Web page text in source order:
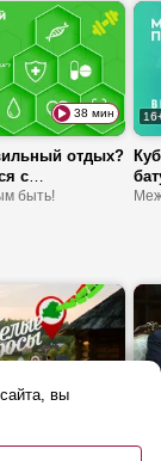
38 мин
отдых?
с
| ЛФК
быть!
снова в
вы